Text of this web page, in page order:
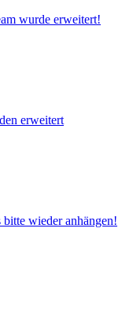
wurde erweitert!
erweitert
wieder anhängen!